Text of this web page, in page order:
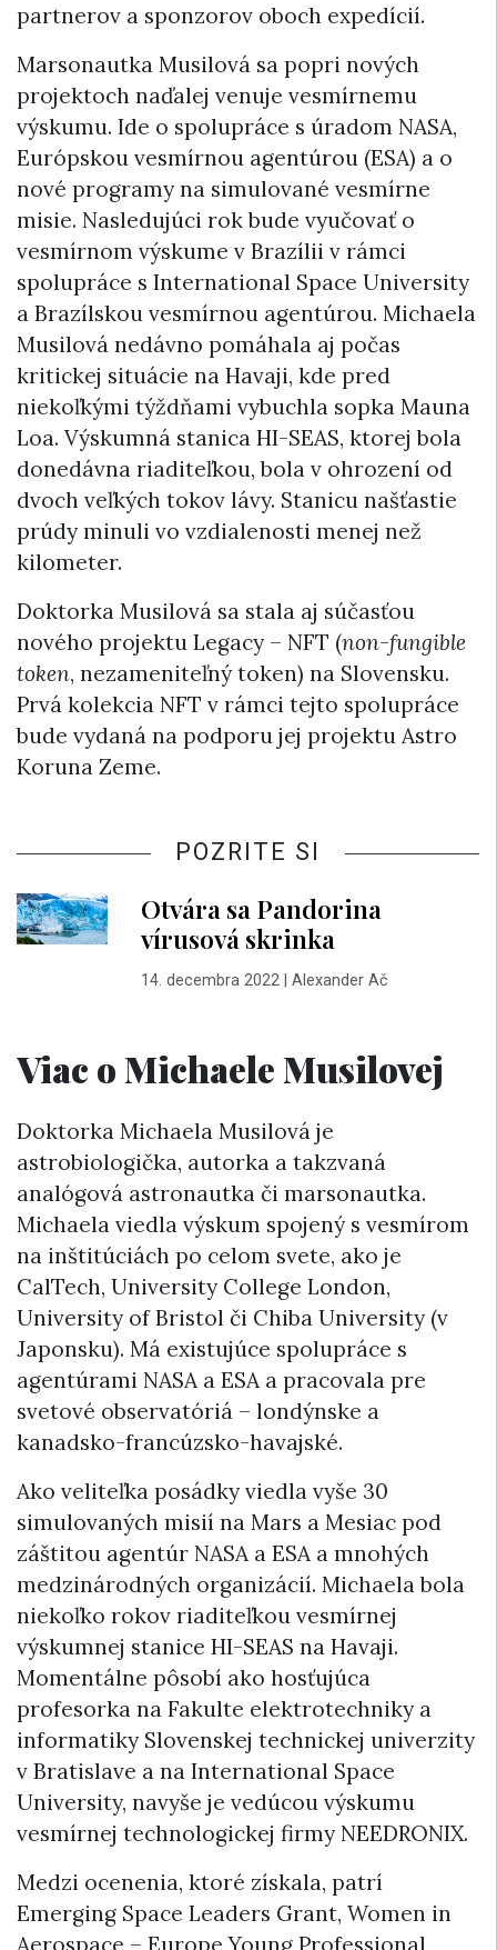
partnerov a sponzorov oboch expedícií.
Marsonautka Musilová sa popri nových
projektoch naďalej venuje vesmírnemu
výskumu. Ide o spolupráce s úradom NASA,
Európskou vesmírnou agentúrou (ESA) a o
nové programy na simulované vesmírne
misie. Nasledujúci rok bude vyučovať o
vesmírnom výskume v Brazílii v rámci
spolupráce s International Space University
a Brazílskou vesmírnou agentúrou. Michaela
Musilová nedávno pomáhala aj počas
kritickej situácie na Havaji, kde pred
niekoľkými týždňami vybuchla sopka Mauna
Loa. Výskumná stanica HI-SEAS, ktorej bola
donedávna riaditeľkou, bola v ohrození od
dvoch veľkých tokov lávy. Stanicu našťastie
prúdy minuli vo vzdialenosti menej než
kilometer.
Doktorka Musilová sa stala aj súčasťou
nového projektu Legacy – NFT (non-fungible
token, nezameniteľný token) na Slovensku.
Prvá kolekcia NFT v rámci tejto spolupráce
bude vydaná na podporu jej projektu Astro
Koruna Zeme.
POZRITE SI
Otvára sa Pandorina
vírusová skrinka
14. decembra 2022| Alexander Ač
Viac o Michaele Musilovej
Doktorka Michaela Musilová je
astrobiologička, autorka a takzvaná
analógová astronautka či marsonautka.
Michaela viedla výskum spojený s vesmírom
na inštitúciách po celom svete, ako je
CalTech, University College London,
University of Bristol či Chiba University (v
Japonsku). Má existujúce spolupráce s
agentúrami NASA a ESA a pracovala pre
svetové observatóriá – londýnske a
kanadsko-francúzsko-havajské.
Ako veliteľka posádky viedla vyše 30
simulovaných misií na Mars a Mesiac pod
záštitou agentúr NASA a ESA a mnohých
medzinárodných organizácií. Michaela bola
niekoľko rokov riaditeľkou vesmírnej
výskumnej stanice HI-SEAS na Havaji.
Momentálne pôsobí ako hosťujúca
profesorka na Fakulte elektrotechniky a
informatiky Slovenskej technickej univerzity
v Bratislave a na International Space
University, navyše je vedúcou výskumu
vesmírnej technologickej firmy NEEDRONIX.
Medzi ocenenia, ktoré získala, patrí
Emerging Space Leaders Grant, Women in
Aerospace – Europe Young Professional